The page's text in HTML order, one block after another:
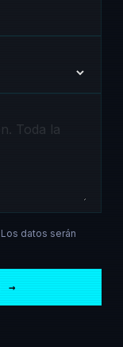
Los datos serán
→